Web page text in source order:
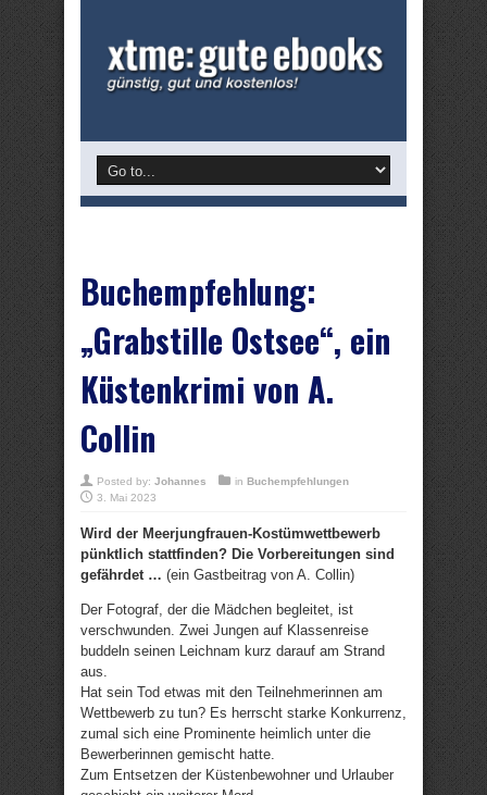
Buchempfehlung:
„Grabstille Ostsee“, ein
Küstenkrimi von A.
Collin
Posted by: Johannes in Buchempfehlungen
3. Mai 2023
Wird der Meerjungfrauen-Kostümwettbewerb
pünktlich stattfinden? Die Vorbereitungen sind
gefährdet … (ein Gastbeitrag von A. Collin)
Der Fotograf, der die Mädchen begleitet, ist
verschwunden. Zwei Jungen auf Klassenreise
buddeln seinen Leichnam kurz darauf am Strand
aus.
Hat sein Tod etwas mit den Teilnehmerinnen am
Wettbewerb zu tun? Es herrscht starke Konkurrenz,
zumal sich eine Prominente heimlich unter die
Bewerberinnen gemischt hatte.
Zum Entsetzen der Küstenbewohner und Urlauber